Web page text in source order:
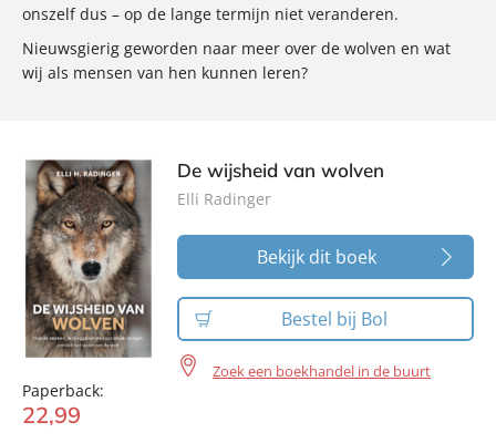
onszelf dus – op de lange termijn niet veranderen.
Nieuwsgierig geworden naar meer over de wolven en wat
wij als mensen van hen kunnen leren?
Paperback:
22,99
De wijsheid van wolven
Elli Radinger
Bekijk dit boek
Bestel bij Bol
Zoek een boekhandel in de buurt